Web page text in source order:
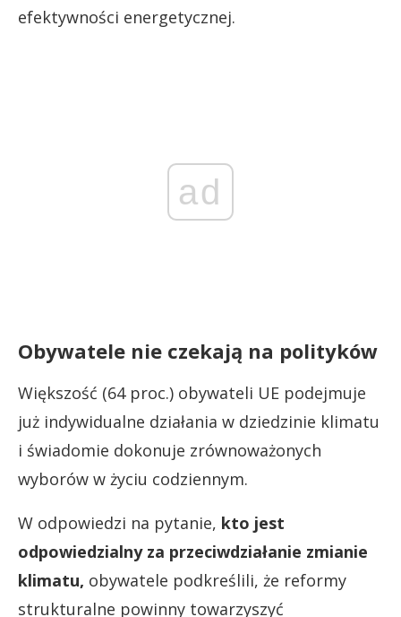
efektywności energetycznej.
ad
Obywatele nie czekają na polityków
Większość (64 proc.) obywateli UE podejmuje
już indywidualne działania w dziedzinie klimatu
i świadomie dokonuje zrównoważonych
wyborów w życiu codziennym.
W odpowiedzi na pytanie, kto jest
odpowiedzialny za przeciwdziałanie zmianie
klimatu, obywatele podkreślili, że reformy
strukturalne powinny towarzyszyć